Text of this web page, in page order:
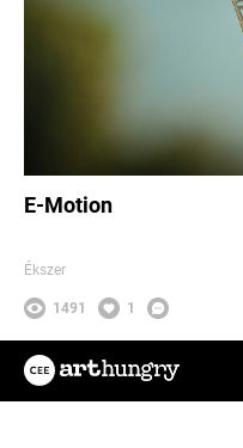
E-Motion
Ékszer
1491 1
Chloé Lights